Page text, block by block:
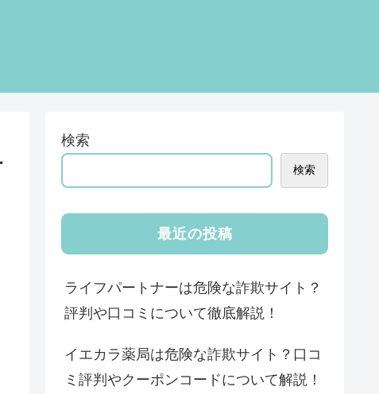
検索
検索
最近の投稿
ライフパートナーは危険な詐欺サイト？
評判や口コミについて徹底解説！
イエカラ薬局は危険な詐欺サイト？口コ
ミ評判やクーポンコードについて解説！